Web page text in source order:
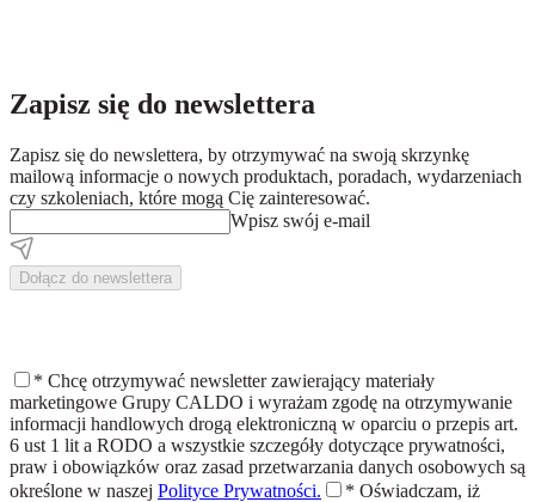
Zapisz się do newslettera
Zapisz się do newslettera, by otrzymywać na swoją skrzynkę
mailową informacje o nowych produktach, poradach, wydarzeniach
czy szkoleniach, które mogą Cię zainteresować.
Wpisz swój e-mail
Dołącz do newslettera
* Chcę otrzymywać newsletter zawierający materiały
marketingowe Grupy CALDO i wyrażam zgodę na otrzymywanie
informacji handlowych drogą elektroniczną w oparciu o przepis art.
6 ust 1 lit a RODO a wszystkie szczegóły dotyczące prywatności,
praw i obowiązków oraz zasad przetwarzania danych osobowych są
określone w naszej Polityce Prywatności. * Oświadczam, iż